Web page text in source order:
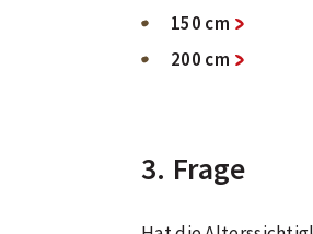
150 cm
200 cm
3. Frage